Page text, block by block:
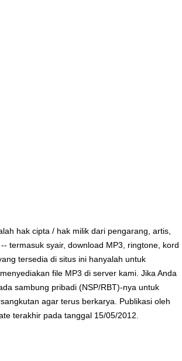
hak cipta / hak milik dari pengarang, artis,
termasuk syair, download MP3, ringtone, kord
tersedia di situs ini hanyalah untuk
file MP3 di server kami. Jika Anda
sambung pribadi (NSP/RBT)-nya untuk
agar terus berkarya. Publikasi oleh
terakhir pada tanggal 15/05/2012.